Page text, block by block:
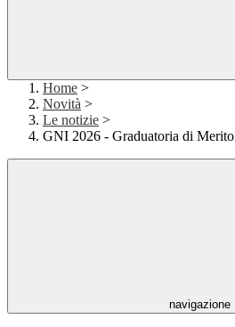
Home >
Novità >
Le notizie >
GNI 2026 - Graduatoria di Merito
navigazione